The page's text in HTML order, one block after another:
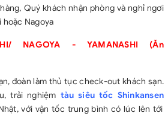
Quý khách nhận phòng và nghỉ ngơi
hoặc Nagoya
NAGOYA - YAMANASHI (Ăn
đoàn làm thủ tục check-out khách sạn.
trải nghiệm tàu siêu tốc Shinkansen
với vận tốc trung bình có lúc lên tới